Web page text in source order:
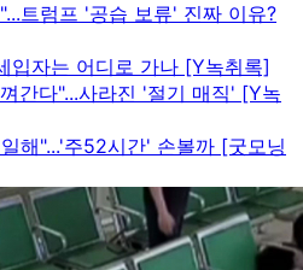
트럼프 '공습 보류' 진짜 이유?
입자는 어디로 가나 [Y녹취록]
간다"...사라진 '절기 매직' [Y녹
해"...'주52시간' 손볼까 [굿모닝